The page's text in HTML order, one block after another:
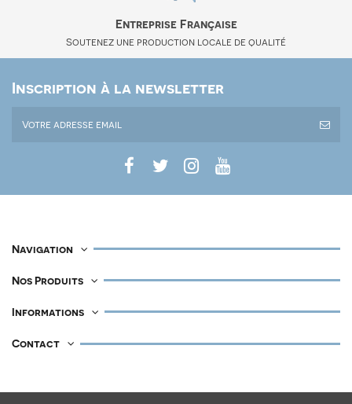
Entreprise Française
Soutenez une production locale de qualité
Inscription à la newsletter
Navigation
Nos Produits
Informations
Contact